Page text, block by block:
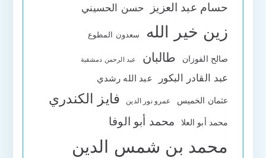
حسام عبد العزيز حسن الحسيني
زين خير الله سعدون المطوع
صالح الفوزان طالبان عبد الرحمن دمشقية
عبد القادر البكور عبد الله رشدي
عثمان الخميس عمرو نور الدين فايز الكندري
محمد أبو العلا محمد أبو الوفا
محمد بن شمس الدين